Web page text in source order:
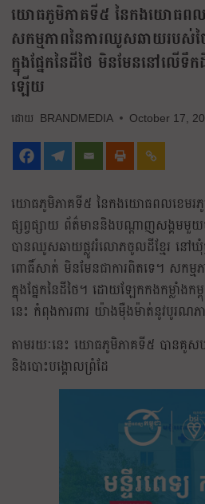
យោធភូមិភាគទី៥ នៃកងយោធពលខ
សកម្មភាពនៃការឈូសឆាយរបស់ថ
ក្នុងផ្នែកនៃដីថៃ មិនមែននៅលើទឹក
ឡើយ
BRANDMEDIA October 17,
យោធភូមិភាគទី៥ នៃកងយោធពលខេមរភូមិ
ផ្សព្វផ្សាយ ព័ត៌មាននិងបណ្តាញសង្គមមួ
បានឈូសឆាយផ្លូវរំលោភចូលដីខ្មែរ នៅឃុំថ្
ពោធិ៍សាត់ មិនមែនជាការពិតទេ។ សកម្
ក្នុងផ្នែកនៃដីថៃ។ ដោយឡែកកងកម្លាំង
នេះ កំពុងការពារ យ៉ាងម៉ឺងម៉ាត់នូវបូរណភ
តាមរយៈនេះ យោធភូមិភាគទី៥ បានគូសប
និងបោះបង្គោលព្រំដែ